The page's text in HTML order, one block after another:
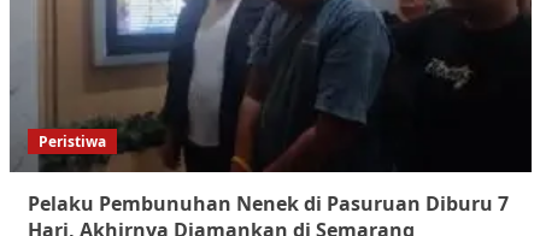
Peristiwa
Pelaku Pembunuhan Nenek di Pasuruan Diburu 7
Hari, Akhirnya Diamankan di Semarang